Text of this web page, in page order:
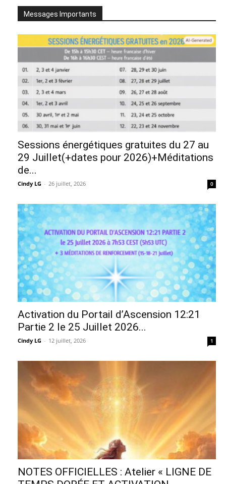
Messages Importants
Sessions énergétiques gratuites du 27 au
29 Juillet(+dates pour 2026)+Méditations
de...
Cindy LG - 26 juillet, 2026 0
Activation du Portail d’Ascension 12:21
Partie 2 le 25 Juillet 2026...
Cindy LG - 12 juillet, 2026 1
NOTES OFFICIELLES : Atelier « LIGNE DE